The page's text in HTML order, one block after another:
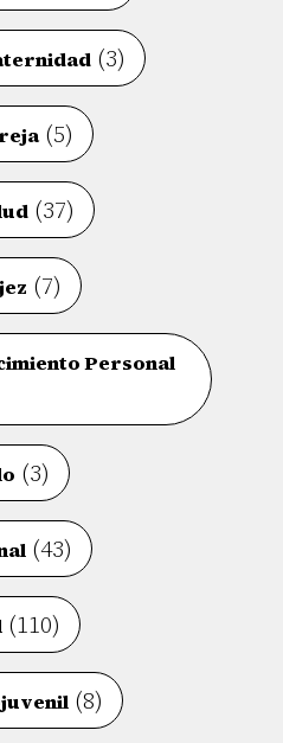
(3)
(5)
(37)
(7)
Personal
(3)
(43)
(110)
(8)